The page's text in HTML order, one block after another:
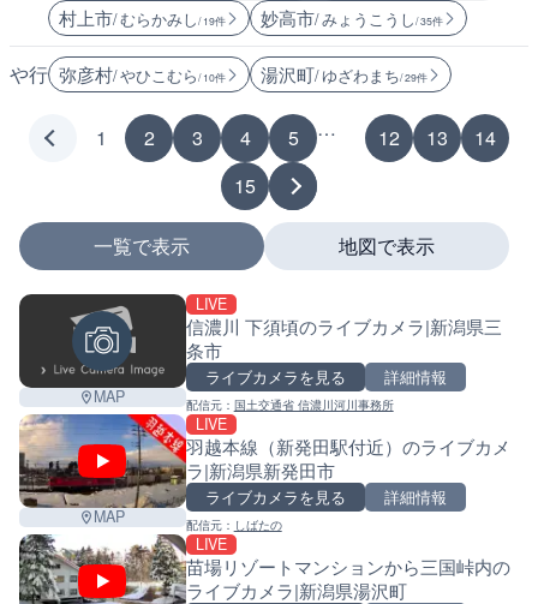
村上市/ むらかみし/ 19件 妙高市/ みょうこうし/ 35件
や行 弥彦村/ やひこむら/ 10件 湯沢町/ ゆざわまち/ 29件
1 2 3 4 5 … 12 13
14
15
一覧で表示
MAP
LIVE
信濃川 下須頃のライブカメラ|新潟県三
条市
ライブカメラを見る 詳細情報
配信元： 国土交通省 信濃川河川事務所
MAP
LIVE
羽越本線（新発田駅付近）のライブカメ
ラ|新潟県新発田市
ライブカメラを見る 詳細情報
配信元： しばたの
LIVE
苗場リゾートマンションから三国峠内の
ライブカメラ|新潟県湯沢町
地図で表示
+
−
マーカーをタップするとライブカメラの詳細が表示さ